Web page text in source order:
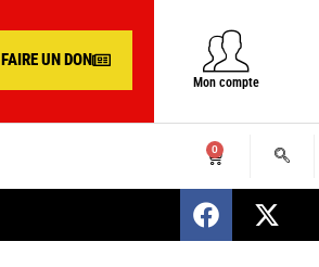
FAIRE UN DON
Mon compte
0
SENEGAL : Nomination d’un nouveau